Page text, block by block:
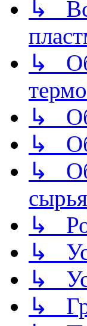
↳
↳
↳
↳
↳
сырья
↳
↳
↳
↳